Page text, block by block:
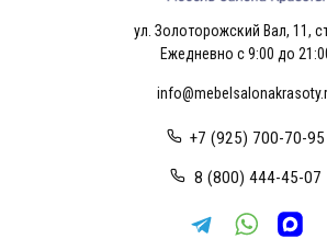
ул. Золоторожский Вал, 11,
Ежедневно с 9:00 до
+7 (925) 700-70-95
8 (800) 444-45-07